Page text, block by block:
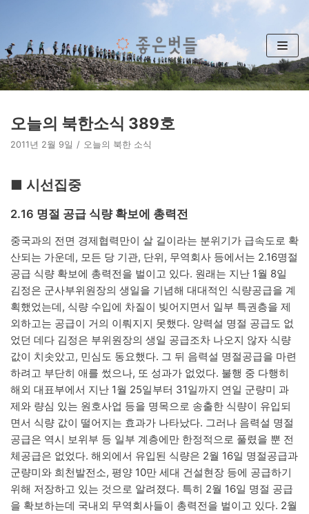
츠
로
건
뛰
기
오늘의 북한소식 389호
2011년 2월 9일 오늘의 북한 소식
■ 시선집중
2․16 명절 공급 식량 확보에 총력전
중국과의 전면 경제협력만이 살 길이라는 분위기가 급속도로 확
산되는 가운데, 모든 당 기관, 단위, 무역회사 등에서는 2.16명절
공급 식량 확보에 총력전을 벌이고 있다. 원래는 지난 1월 8일
김정은 군사부위원장의 생일을 기념해 대대적인 식량공급을 계
획했었는데, 식량 수입에 차질이 빚어지면서 일부 특권층을 제
외하고는 공급이 거의 이뤄지지 못했다. 양력설 명절 공급도 없
었던 데다 김정은 부위원장의 생일 공급조차 나오지 않자 식량
값이 치솟았고, 민심도 동요했다. 그 뒤 음력설 명절공급을 마련
하려고 부단히 애를 썼으나, 또 성과가 없었다. 불행 중 다행히
해외 대표부에서 지난 1월 25일부터 31일까지 연일 군량미 과
제와 량심 있는 원호사업 등을 명목으로 송출한 식량이 유입되
면서 식량 값이 떨어지는 효과가 나타났다. 그러나 음력설 명절
공급은 역시 보위부 등 일부 계층에만 한정적으로 풀렸을 뿐 전
체공급은 없었다. 해외에서 유입된 식량은 2월 16일 명절공급과
군량미와 희천발전소, 평양 10만 세대 건설현장 등에 공급하기
위해 저장하고 있는 것으로 알려졌다. 특히 2월 16일 명절 공급
을 확보하는데 국내외 무역회사들이 총력전을 벌이고 있다. 2월